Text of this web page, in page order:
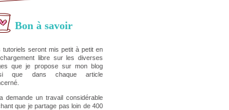
Bon à savoir
tutoriels seront mis petit à petit en
libre sur les diverses
que je propose sur mon blog
que dans chaque article
demande un travail considérable
que je partage pas loin de 400